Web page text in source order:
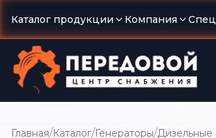
Каталог продукции Компания
Главная/Каталог/Генераторы/Дизельные